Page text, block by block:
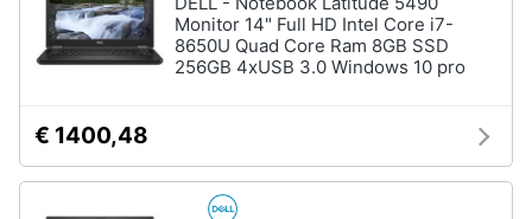
Monitor 14" Full HD Intel Core i7-
8650U Quad Core Ram 8GB SSD
256GB 4xUSB 3.0 Windows 10 pro
€ 1400,48